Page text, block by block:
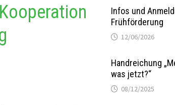
Infos und
Frühförderung
12/06/2026
Handreichung
was jetzt?“
08/12/2025